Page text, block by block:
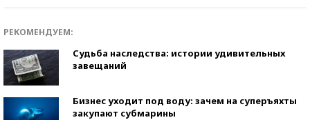
РЕКОМЕНДУЕМ:
Судьба наследства: истории удивительных
завещаний
Бизнес уходит под воду: зачем на суперъяхты
закупают субмарины